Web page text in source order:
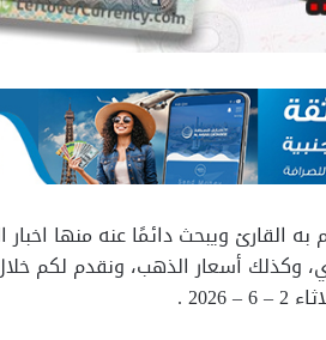
ويبحث دائمًا عنه منها اخبار
وكذلك أسعار الذهب، ونقدم لكم
.